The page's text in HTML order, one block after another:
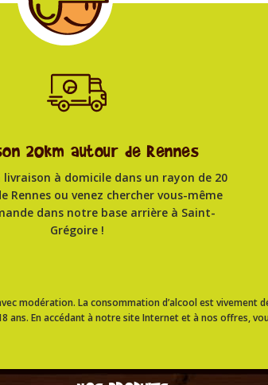
20km autour de Rennes
livraison à domicile dans un rayon de 20
Rennes ou venez chercher vous-même
dans notre base arrière à Saint-
Grégoire !
modération. La consommation d’alcool est vivement
ans. En accédant à notre site Internet et à nos offres,